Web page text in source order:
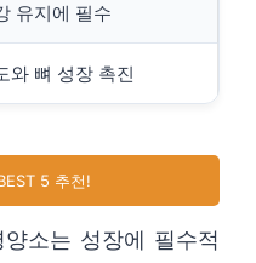
유지에 필수
와 뼈 성장 촉진
5 추천!
소는 성장에 필수적